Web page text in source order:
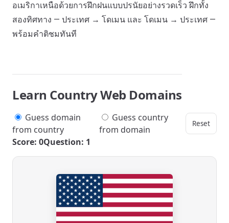
อเมริกาเหนือด้วยการฝึกฝนแบบปรนัยอย่างรวดเร็ว ฝึกทั้ง
สองทิศทาง — ประเทศ → โดเมน และ โดเมน → ประเทศ —
พร้อมคำติชมทันที
Learn Country Web Domains
Guess domain
from country
Guess country
from domain
Reset
Score: 0Question: 1